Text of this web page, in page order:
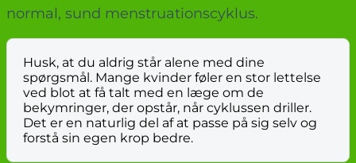
normal, sund menstruationscyklus.
Husk, at du aldrig står alene med dine
spørgsmål. Mange kvinder føler en stor lettelse
ved blot at få talt med en læge om de
bekymringer, der opstår, når cyklussen driller.
Det er en naturlig del af at passe på sig selv og
forstå sin egen krop bedre.